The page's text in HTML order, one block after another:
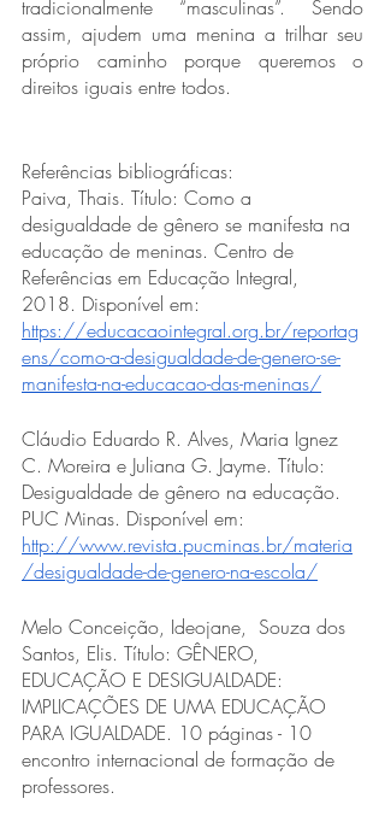
tradicionalmente “masculinas”. Sendo
assim, ajudem uma menina a trilhar seu
próprio caminho porque queremos o
direitos iguais entre todos.
Referências bibliográficas:
Paiva, Thais. Título: Como a
desigualdade de gênero se manifesta na
educação de meninas. Centro de
Referências em Educação Integral,
2018. Disponível em:
https://educacaointegral.org.br/reportag
ens/como-a-desigualdade-de-genero-se-
manifesta-na-educacao-das-meninas/
Cláudio Eduardo R. Alves, Maria Ignez
C. Moreira e Juliana G. Jayme. Título:
Desigualdade de gênero na educação.
PUC Minas. Disponível em:
http://www.revista.pucminas.br/materia
/desigualdade-de-genero-na-escola/
Melo Conceição, Ideojane,  Souza dos
Santos, Elis. Título: GÊNERO,
EDUCAÇÃO E DESIGUALDADE:
IMPLICAÇÕES DE UMA EDUCAÇÃO
PARA IGUALDADE. 10 páginas - 10
encontro internacional de formação de
professores.